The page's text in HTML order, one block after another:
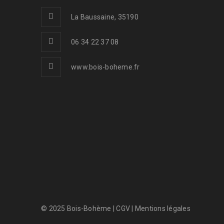
La Baussaine, 35190
06 34 22 37 08
www.bois-boheme.fr
© 2025 Bois-Bohème |CGV Mentions légales